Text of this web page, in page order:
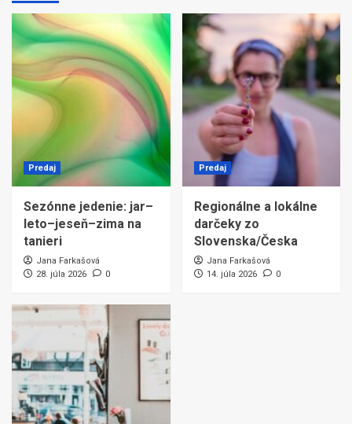
Predaj
Sezónne jedenie: jar–
leto–jeseň–zima na
tanieri
Jana Farkašová
28. júla 2026
0
Predaj
Regionálne a lokálne
darčeky zo
Slovenska/Česka
Jana Farkašová
14. júla 2026
0